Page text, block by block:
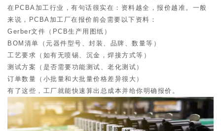
在PCBA加工行业，有句话很实在：资料越全，报价越准。一般
来说，PCBA加工厂在报价前会需要以下资料：
Gerber文件（PCB生产用图纸）
BOM清单（元器件型号、封装、品牌、数量等）
工艺要求（如有无喷锡、沉金，焊接方式等）
测试方案（是否需要功能测试、老化测试）
订单数量（小批量和大批量价格差异很大）
有了这些，工厂就能快速算出总成本并给你明确报价。